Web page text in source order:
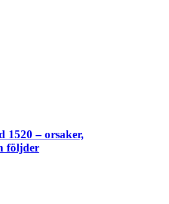
1520 – orsaker,
följder